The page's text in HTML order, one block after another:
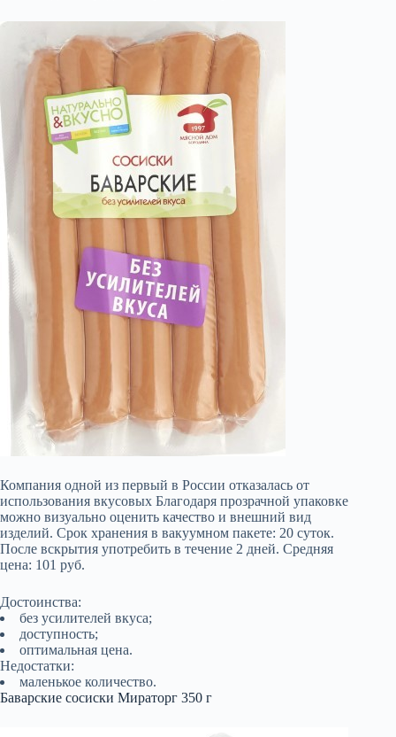
Компания одной из первый в России отказалась от
использования вкусовых Благодаря прозрачной упаковке
можно визуально оценить качество и внешний вид
изделий. Срок хранения в вакуумном пакете: 20 суток.
После вскрытия употребить в течение 2 дней. Средняя
цена: 101 руб.
Достоинства:
без усилителей вкуса;
доступность;
оптимальная цена.
Недостатки:
маленькое количество.
Баварские сосиски Мираторг 350 г